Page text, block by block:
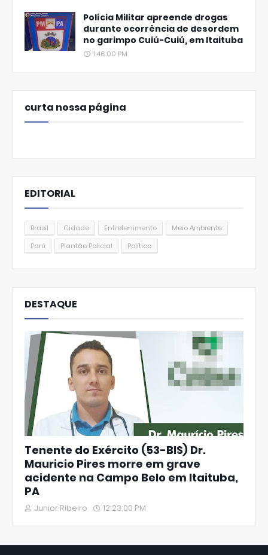
Polícia Militar apreende drogas
durante ocorrência de desordem
no garimpo Cuiú-Cuiú, em Itaituba
1:46:00 PM
curta nossa página
EDITORIAL
Brasil Cidade Entretenimento
Meio Ambiente
Pará
Plantão Policial Política
DESTAQUE
Tenente do Exército (53-BIS) Dr.
Mauricio Pires morre em grave
acidente na Campo Belo em Itaituba,
PA
Junior Ribeiro 12:23:00 PM